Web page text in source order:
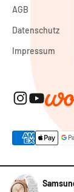
AGB
Datenschutz
Impressum